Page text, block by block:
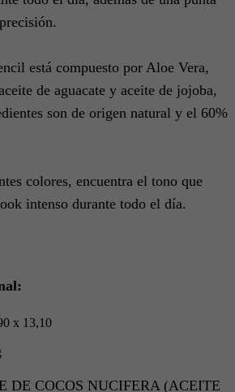
está compuesto por Aloe Vera,
de aguacate y aceite de jojoba,
son de origen natural y el 60%
colores, encuentra el tono que
intenso durante todo el día.
x 13,10
DE COCOS NUCIFERA (ACEITE